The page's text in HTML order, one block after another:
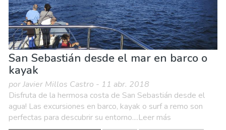
San Sebastián desde el mar en barco o
kayak
por Javier Millos Castro - 11 abr. 2018
Disfruta de la hermosa costa de San Sebastián desde el
agua! Las excursiones en barco, kayak o surf a remo son
perfectas para descubrir su entorno....Leer más